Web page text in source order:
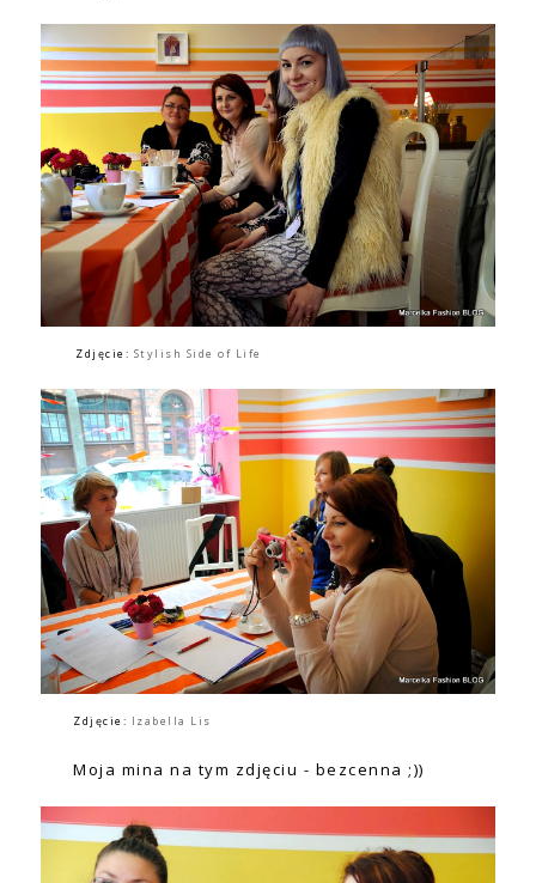
Zdjęcie: Stylish Side of Life
Zdjęcie: Izabella Lis
Moja mina na tym zdjęciu - bezcenna ;))